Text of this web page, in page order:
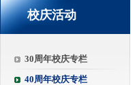
校庆活动
30周年校庆专栏
40周年校庆专栏